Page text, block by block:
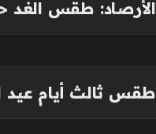
الأرصاد: طقس الغد
طقس ثالث أيام عيد الأضحى 2026.. أجواء حارة